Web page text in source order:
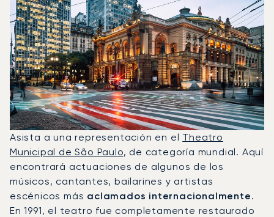
Asista a una representación en el Theatro
Municipal de São Paulo, de categoría mundial. Aquí
encontrará actuaciones de algunos de los
músicos, cantantes, bailarines y artistas
escénicos más aclamados internacionalmente.
En 1991, el teatro fue completamente restaurado